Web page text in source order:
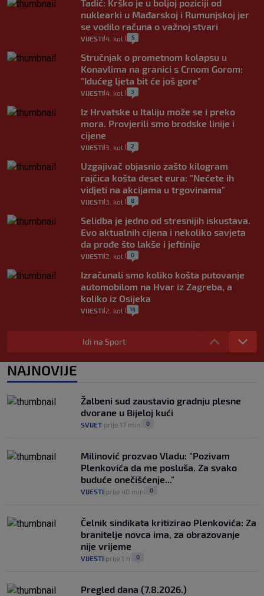
Tadić: Krško je u boljoj poziciji od
nuklearki u Mađarskoj i Rumunjskoj jer
se vodilo računa o važnoj stvari
VIJESTI 4. kol. 5
Stručnjak o prometnom kolapsu u
Konavlima na granici s Crnom Gorom:
"Idućeg ljeta bit će još gore"
VIJESTI 4. kol. 3
Iz Hrvatske u Italiju može se i preko
mora. Provjerili smo brodske linije i
cijene
VIJESTI 3. kol. 2
Uzgajivač objasnio zašto kilogram
rajčica košta deset eura: "Nećete ih
vidjeti na akcijama u trgovinama"
VIJESTI 3. kol. 8
Selidba je jedno od stresnijih iskustava.
Evo aktualnih cijena i nekoliko savjeta
da prođe što lakše i jeftinije
VIJESTI 2. kol. 0
Izračunali smo koliko košta putovanje
automobilom na Hvar iz Zagreba, a
koliko iz Osijeka
VIJESTI 2. kol. 14
"Kći je otišla na more, a zaboravila
zdravstvenu iskaznicu". Kakva su prava
pacijenata izvan mjesta prebivališta?
1
junaci naših priča budu oni koji pomažu,
a ne oni koji su pobijedili nekoga"
2
Idi na Sport
NAJNOVIJE
Žalbeni sud zaustavio gradnju plesne
dvorane u Bijeloj kući
SVIJET prije 17 min 0
Milinović prozvao Vladu: "Pozivam
Plenkovića da me posluša. Za svako
buduće onečišćenje..."
VIJESTI prije 40 min 0
Čelnik sindikata kritizirao Plenkovića: Za
branitelje novca ima, za obrazovanje
nije vrijeme
VIJESTI prije 1 h 0
Pregled dana (7.8.2026.)